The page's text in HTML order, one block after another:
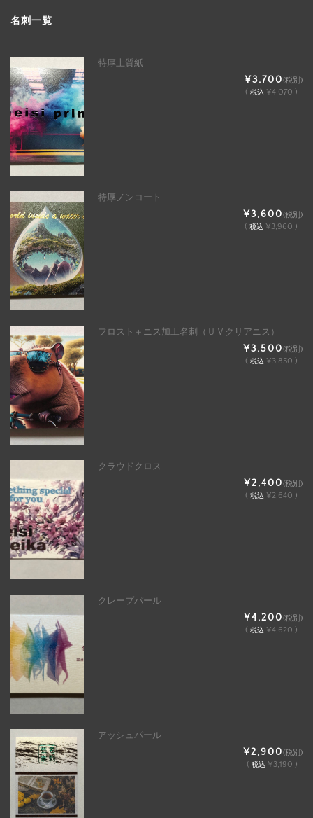
名刺一覧
特厚上質紙
¥3,700(税別)
( 税込 ¥4,070 )
特厚ノンコート
¥3,600(税別)
( 税込 ¥3,960 )
フロスト＋ニス加工名刺（ＵＶクリアニス）
¥3,500(税別)
( 税込 ¥3,850 )
クラウドクロス
¥2,400(税別)
( 税込 ¥2,640 )
クレープパール
¥4,200(税別)
( 税込 ¥4,620 )
アッシュパール
¥2,900(税別)
( 税込 ¥3,190 )